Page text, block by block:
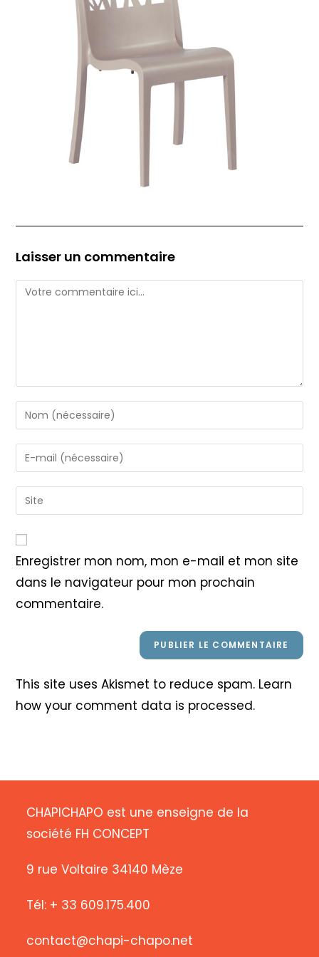
Laisser un commentaire
Comment
Enter
your
name
or
to
comment
Enter
your
email
address
Saisir
l’URL
votre
site
(facultatif)
Enregistrer mon nom, mon e-mail et mon site
dans le navigateur pour mon prochain
commentaire.
This site uses Akismet to reduce spam. Learn
how your comment data is processed.
CHAPICHAPO est une enseigne de la
société FH CONCEPT
9 rue Voltaire 34140 Mèze
Tél: + 33 609.175.400
contact@chapi-chapo.net